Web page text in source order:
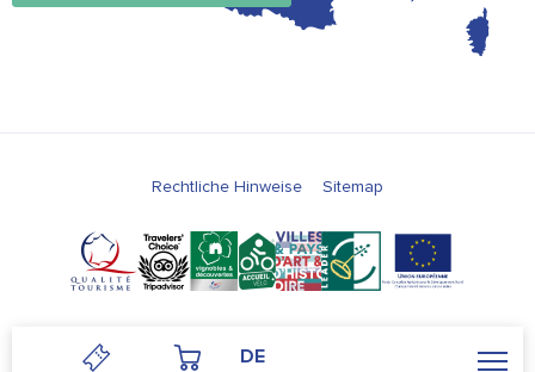
DE
Rechtliche Hinweise Sitemap